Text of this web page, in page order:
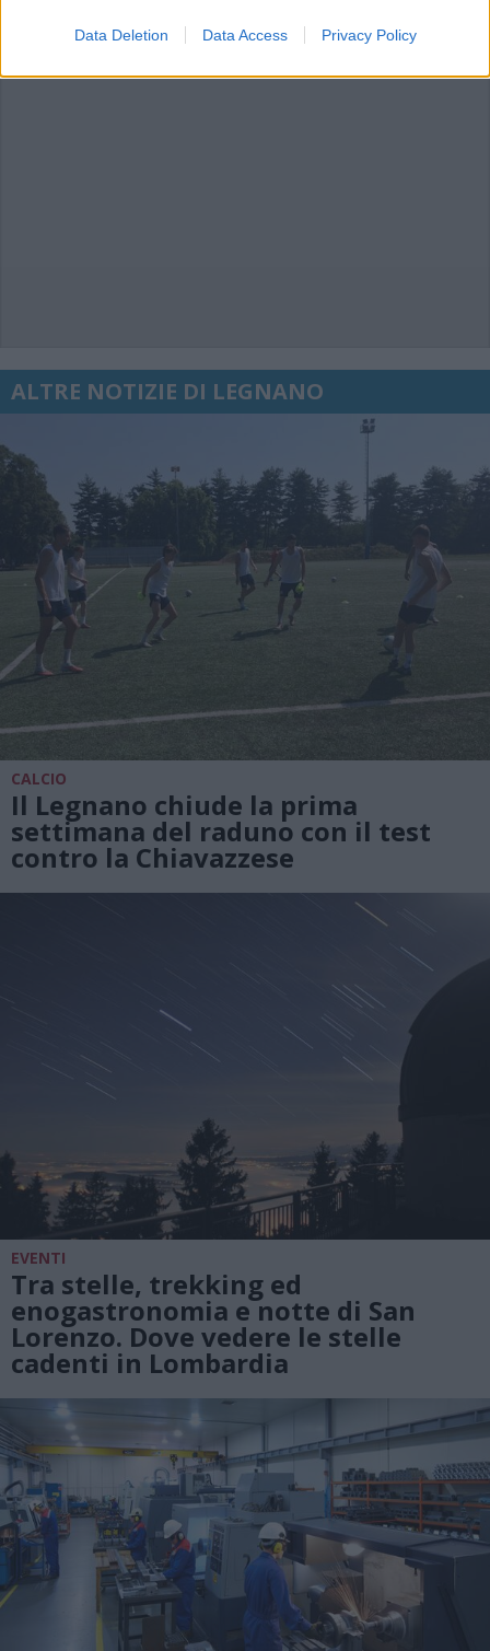
Data Deletion Data Access Privacy Policy
ALTRE NOTIZIE DI LEGNANO
CALCIO
Il Legnano chiude la prima
settimana del raduno con il test
contro la Chiavazzese
EVENTI
Tra stelle, trekking ed
enogastronomia e notte di San
Lorenzo. Dove vedere le stelle
cadenti in Lombardia